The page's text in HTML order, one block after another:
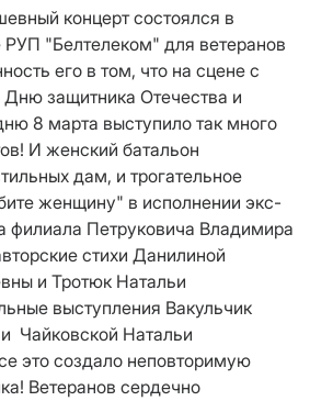
концерт состоялся в
"Белтелеком" для ветеранов
его в том, что на сцене с
защитника Отечества и
8 марта выступило так много
И женский батальон
дам, и трогательное
женщину" в исполнении экс-
филиала Петруковича Владимира
стихи Данилиной
и Тротюк Натальи
выступления Вакульчик
Чайковской Натальи
это создало неповторимую
Ветеранов сердечно